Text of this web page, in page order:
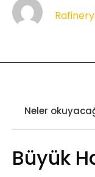
Neler
Büyük